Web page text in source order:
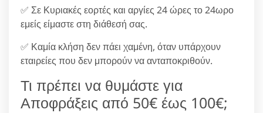
✅ Σε Κυριακές εορτές και αργίες 24 ώρες το 24ωρο
εμείς είμαστε στη διάθεσή σας.
✅ Καμία κλήση δεν πάει χαμένη, όταν υπάρχουν
εταιρείες που δεν μπορούν να ανταποκριθούν.
Τι πρέπει να θυμάστε για
Αποφράξεις από 50€ έως 100€;